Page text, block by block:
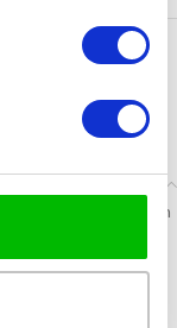
uit voorraad. En kan